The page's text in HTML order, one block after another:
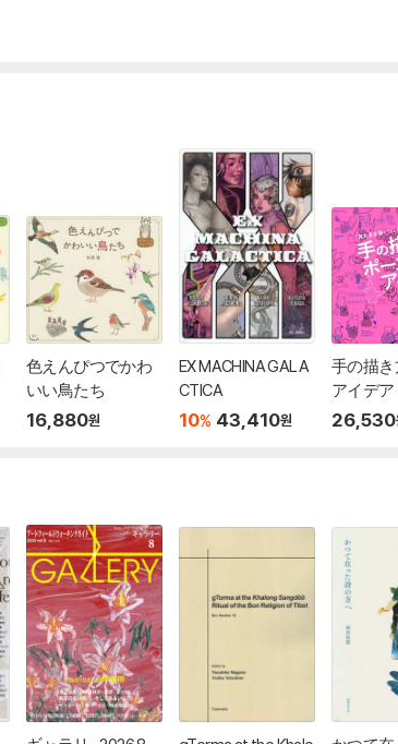
色えんぴつでかわ
いい鳥たち
16,880원
EX MACHINA GALA
CTICA
10% 43,410원
手の描
アイデア
26,530